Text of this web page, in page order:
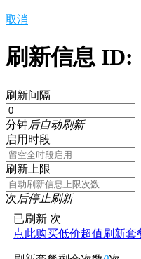
取消
刷新信息 ID:
刷新间隔
分钟后自动刷新
启用时段
刷新上限
次后停止刷新
已刷新 次
点此购买低价超值刷新套